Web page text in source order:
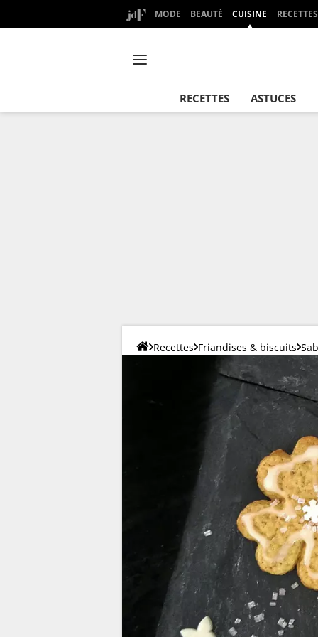
MODE BEAUTÉ CUISINE RECETTES
RECETTES ASTUCES
Recettes Friandises & biscuits